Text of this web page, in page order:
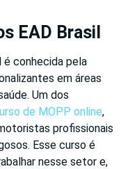
EAD Brasil
é conhecida pela
em áreas
Um dos
de MOPP online,
profissionais
Esse curso é
nesse setor e,